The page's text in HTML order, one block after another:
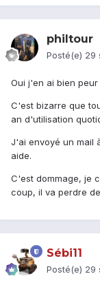
philtour
Posté(e) 29
Oui j'en ai bien peur
C'est bizarre que
an d'utilisation
J'ai envoyé un mail
aide.
C'est dommage, je
coup, il va perdre
Sébi11
Posté(e) 29